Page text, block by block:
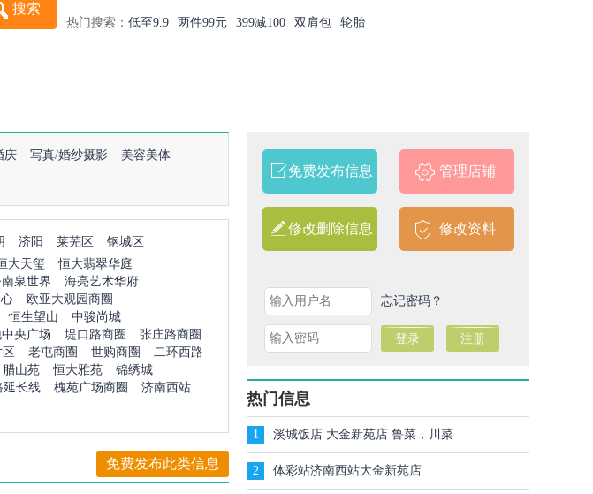
热门搜索： 低至9.9 两件99元 399减100 双肩包 轮胎
庆 写真/婚纱摄影
美容美体
济阳 莱芜区
钢城区
大天玺
恒大翡翠华庭
泉世界
海亮艺术华府
欧亚大观园商圈
恒生望山
中骏尚城
央广场 堤口路商圈
张庄路商圈
老屯商圈 世购商圈
二环西路
腊山苑 恒大雅苑
锦绣城
延长线 槐苑广场商圈
济南西站
免费发布此类信息
免费发布信息 管理店铺
修改删除信息 修改资料
忘记密码？
热门信息
1 溪城饭店 大金新苑店 鲁菜，川菜
2 体彩站济南西站大金新苑店